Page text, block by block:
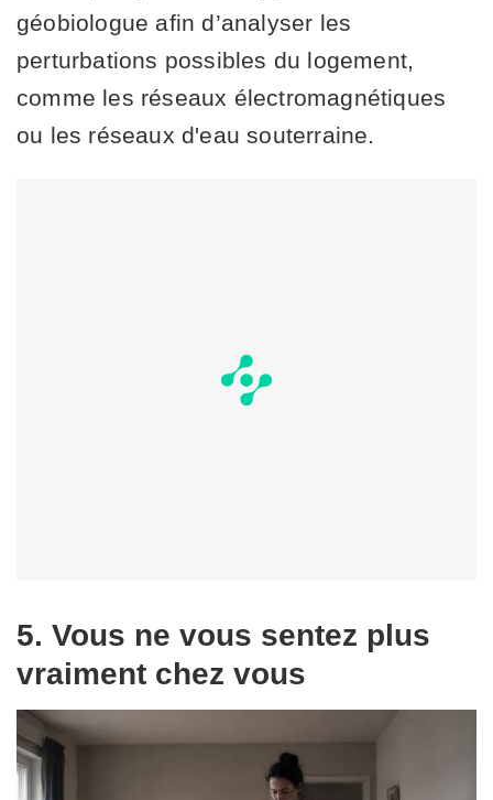
géobiologue afin d’analyser les
perturbations possibles du logement,
comme les réseaux électromagnétiques
ou les réseaux d'eau souterraine.
5. Vous ne vous sentez plus
vraiment chez vous